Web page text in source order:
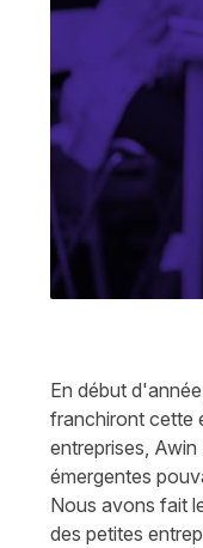
En début
franchiront cette
entreprises,
émergentes
Nous avons fait
des petites